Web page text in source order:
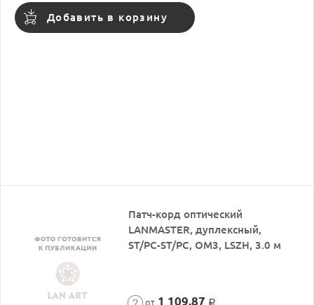
Добавить в корзину
Патч-корд оптический
LANMASTER, дуплексный,
ST/PC-ST/PC, OM3, LSZH, 3.0 м
от 1 109,87 Р